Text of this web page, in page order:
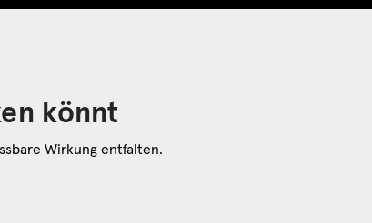
könnt
Wirkung entfalten.